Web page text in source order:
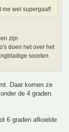
me wel supergaaf!
zijn
doen het over het
soorten
Daar komen ze
de 4 graden.
6 graden afkoelde